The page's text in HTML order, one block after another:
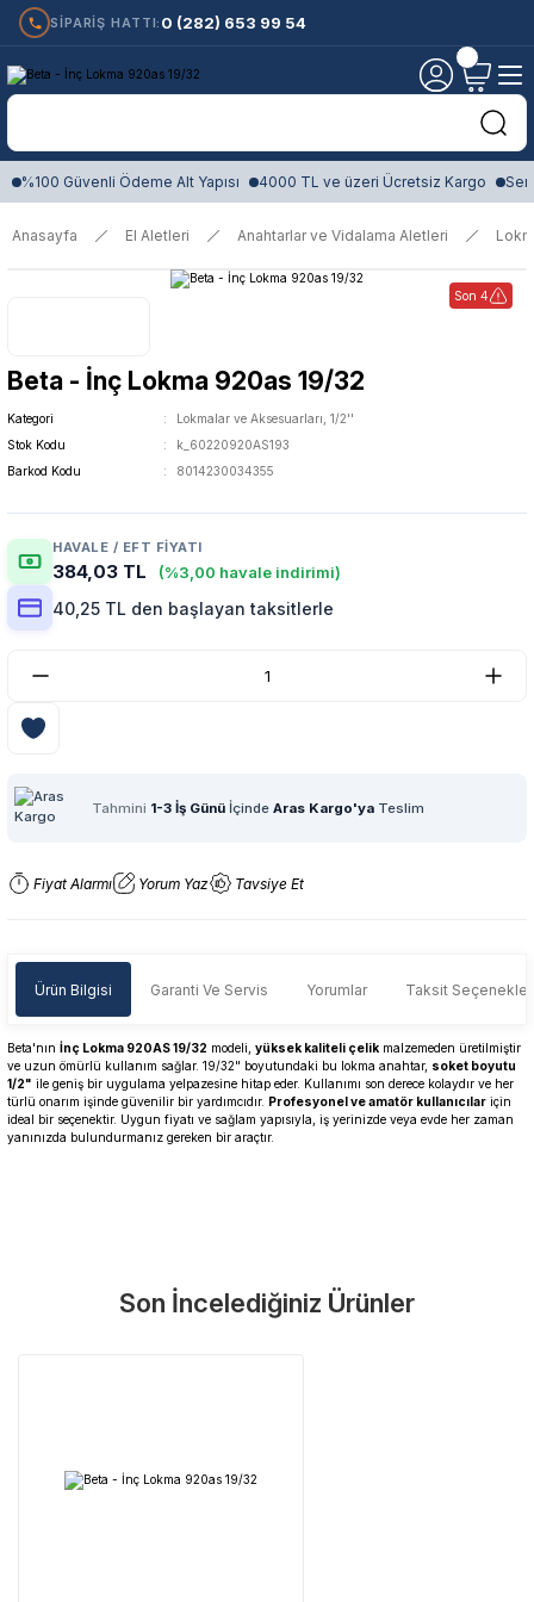
SİPARİŞ HATTI: 0 (282) 653 99 54
%100 Güvenli Ödeme Alt Yapısı 4000 TL ve üzeri Ücretsiz Kargo
Anasayfa El Aletleri Anahtarlar ve Vidalama Aletleri
Son 4
Beta - İnç Lokma 920as 19/32
Kategori
Lokmalar ve Aksesuarları, 1/2''
Stok Kodu
k_60220920AS193
Barkod Kodu
8014230034355
HAVALE / EFT FIYATI
384,03 TL (%3,00 havale indirimi)
40,25 TL den başlayan taksitlerle
Tahmini 1-3 İş Günü İçinde Aras Kargo'ya Teslim
Fiyat Alarmı Yorum Yaz Tavsiye Et
Ürün Bilgisi Garanti Ve Servis Yorumlar Taksit
Beta'nın İnç Lokma 920AS 19/32 modeli, yüksek kaliteli çelik malzemeden üretilmiştir
ve uzun ömürlü kullanım sağlar. 19/32" boyutundaki bu lokma anahtar, soket boyutu
1/2" ile geniş bir uygulama yelpazesine hitap eder. Kullanımı son derece kolaydır ve her
türlü onarım işinde güvenilir bir yardımcıdır. Profesyonel ve amatör kullanıcılar için
ideal bir seçenektir. Uygun fiyatı ve sağlam yapısıyla, iş yerinizde veya evde her zaman
yanınızda bulundurmanız gereken bir araçtır.
Tüm ürünlerimiz üretici firma garantisi altındadır. Size en yakın
Orijinal garanti belgeli ürünler
Yorum Yaz
Son İncelediğiniz Ürünler